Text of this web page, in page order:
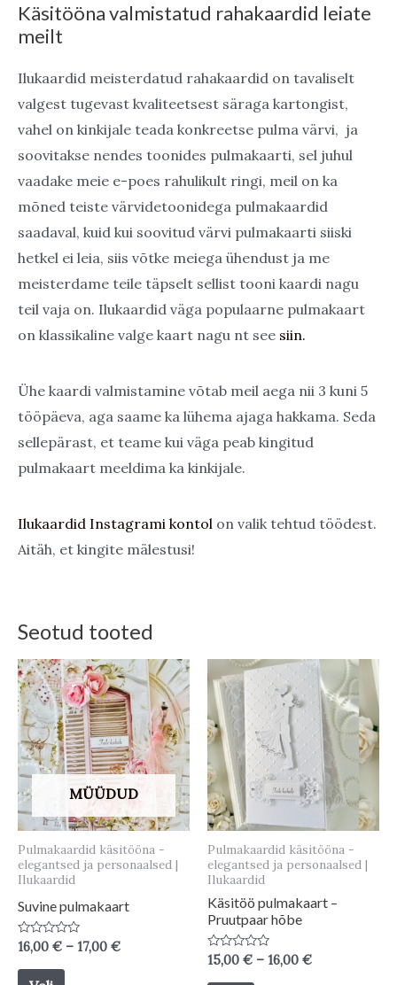
Käsitööna valmistatud rahakaardid leiate
meilt
Ilukaardid meisterdatud rahakaardid on tavaliselt
valgest tugevast kvaliteetsest säraga kartongist,
vahel on kinkijale teada konkreetse pulma värvi, ja
soovitakse nendes toonides pulmakaarti, sel juhul
vaadake meie e-poes rahulikult ringi, meil on ka
mõned teiste värvidetoonidega pulmakaardid
saadaval, kuid kui soovitud värvi pulmakaarti siiski
hetkel ei leia, siis võtke meiega ühendust ja me
meisterdame teile täpselt sellist tooni kaardi nagu
teil vaja on. Ilukaardid väga populaarne pulmakaart
on klassikaline valge kaart nagu nt see siin.
Ühe kaardi valmistamine võtab meil aega nii 3 kuni 5
tööpäeva, aga saame ka lühema ajaga hakkama. Seda
sellepärast, et teame kui väga peab kingitud
pulmakaart meeldima ka kinkijale.
Ilukaardid Instagrami kontol on valik tehtud töödest.
Aitäh, et kingite mälestusi!
Seotud tooted
MÜÜDUD
Pulmakaardid käsitööna -
elegantsed ja personaalsed |
Ilukaardid
Suvine pulmakaart
Hinnanguga
/
16,00 € – 17,00 €Price
This
Pulmakaardid käsitööna -
elegantsed ja personaalsed |
Ilukaardid
Käsitöö pulmakaart –
Pruutpaar hõbe
Hinnanguga
/
15,00 € – 16,00 €Price